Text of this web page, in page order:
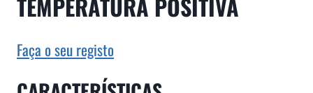
TEMPERATURA POSITIVA
Faça o seu registo